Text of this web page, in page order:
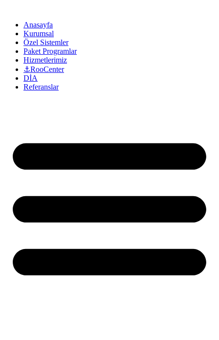
Anasayfa
Kurumsal
Özel Sistemler
Paket Programlar
Hizmetlerimiz
⚓RooCenter
DİA
Referanslar